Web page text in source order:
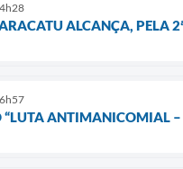
ALCANÇA, PELA
“LUTA ANTIMANICOMIAL –